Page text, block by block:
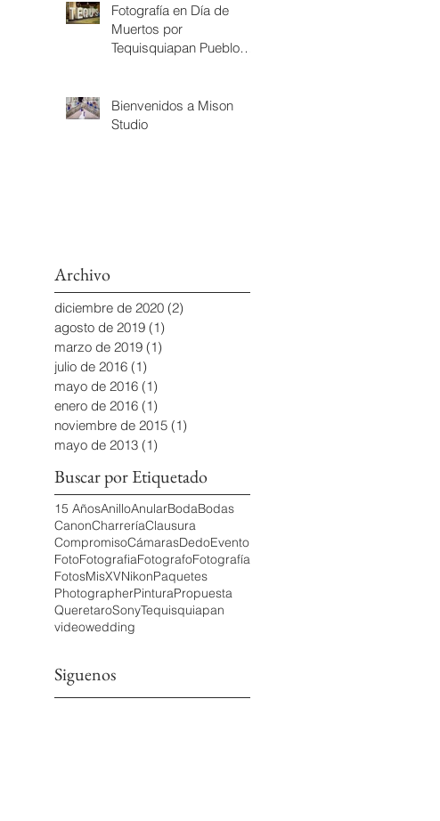
Fotografía en Día de
Muertos por
Tequisquiapan Pueblo
Bienvenidos a Mison
Studio
Archivo
diciembre de 2020 (2)
agosto de 2019 (1)
marzo de 2019 (1)
julio de 2016 (1)
mayo de 2016 (1)
enero de 2016 (1)
noviembre de 2015 (1)
mayo de 2013 (1)
Buscar por Etiquetado
15 AñosAnilloAnularBodaBodas
CanonCharreríaClausura
CompromisoCámarasDedoEvento
FotoFotografiaFotografoFotografía
FotosMisXVNikonPaquetes
PhotographerPinturaPropuesta
QueretaroSonyTequisquiapan
videowedding
Siguenos